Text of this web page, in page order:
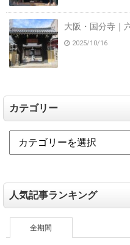
大阪・国分寺｜
2025/10/16
カテゴリー
人気記事ランキング
全期間